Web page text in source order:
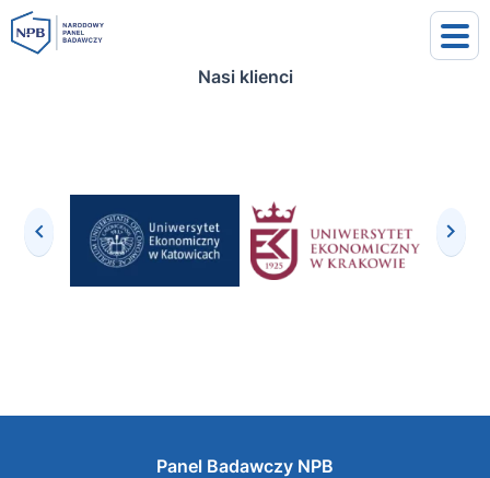
Nasi klienci
Panel Badawczy NPB